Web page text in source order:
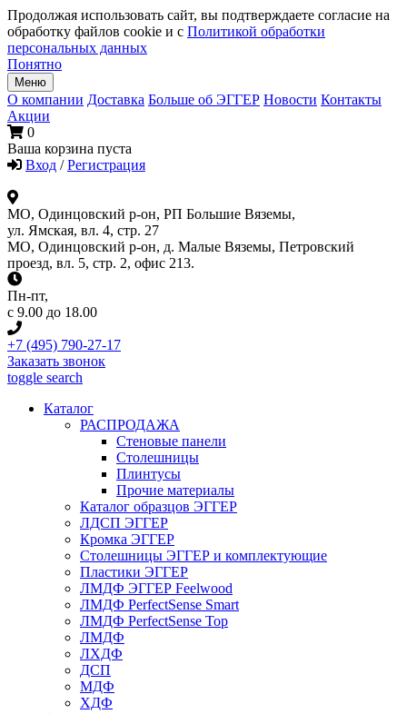
Продолжая использовать сайт, вы подтверждаете согласие на
обработку файлов cookie и с Политикой обработки
персональных данных
Понятно
Меню
О компании Доставка Больше об ЭГГЕР Новости Контакты
Акции
0
Ваша корзина пуста
Вход / Регистрация
МО, Одинцовский р-он, РП Большие Вяземы,
ул. Ямская, вл. 4, стр. 27
МО, Одинцовский р-он, д. Малые Вяземы, Петровский
проезд, вл. 5, стр. 2, офис 213.
Пн-пт,
с 9.00 до 18.00
+7 (495) 790-27-17
Заказать звонок
toggle search
Каталог
РАСПРОДАЖА
Стеновые панели
Столешницы
Плинтусы
Прочие материалы
Каталог образцов ЭГГЕР
ЛДСП ЭГГЕР
Кромка ЭГГЕР
Столешницы ЭГГЕР и комплектующие
Пластики ЭГГЕР
ЛМДФ ЭГГЕР Feelwood
ЛМДФ PerfectSense Smart
ЛМДФ PerfectSense Top
ЛМДФ
ЛХДФ
ДСП
МДФ
ХДФ